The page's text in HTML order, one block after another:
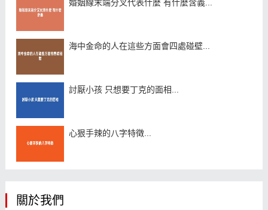
婚姻線末端分叉代表什麼 有什麼含義...
海中金命的人在這些方面會四處碰壁...
討厭小孩 只想要丁克的面相...
心狠手辣的八字特徵...
關於我們